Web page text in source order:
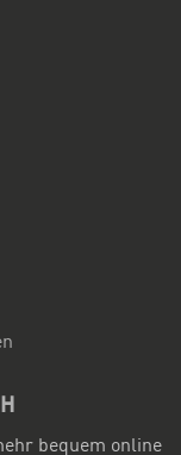
bequem online